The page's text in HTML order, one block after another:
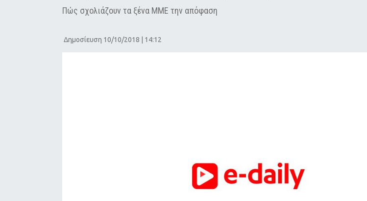
Πώς σχολιάζουν τα ξένα ΜΜΕ την απόφαση
Δημοσίευση 10/10/2018 | 14:12